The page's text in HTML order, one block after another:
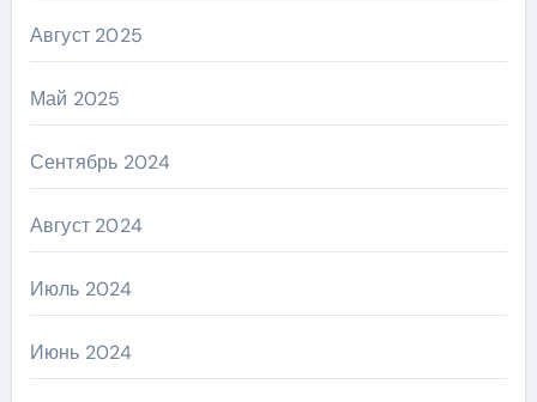
Август 2025
Май 2025
Сентябрь 2024
Август 2024
Июль 2024
Июнь 2024